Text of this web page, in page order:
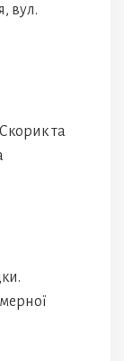
вул.
та